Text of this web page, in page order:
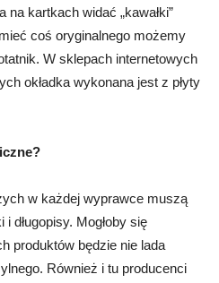
kartkach widać „kawałki”
coś oryginalnego możemy
W sklepach internetowych
okładka wykonana jest z płyty
w każdej wyprawce muszą
długopisy. Mogłoby się
produktów będzie nie lada
Również i tu producenci